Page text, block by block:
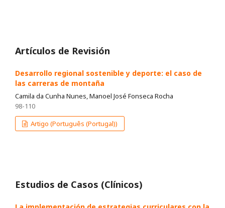
Artículos de Revisión
Desarrollo regional sostenible y deporte: el caso de
las carreras de montaña
Camila da Cunha Nunes, Manoel José Fonseca Rocha
98-110
Artigo (Português (Portugal))
Estudios de Casos (Clínicos)